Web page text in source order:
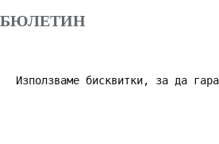
Използваме бисквитки, за да
БЮЛЕТИН
АБОНИРАНЕ